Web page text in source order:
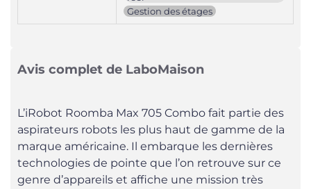
Gestion des étages
Avis complet de LaboMaison
L’iRobot Roomba Max 705 Combo fait partie des
aspirateurs robots les plus haut de gamme de la
marque américaine. Il embarque les dernières
technologies de pointe que l’on retrouve sur ce
genre d’appareils et affiche une mission très